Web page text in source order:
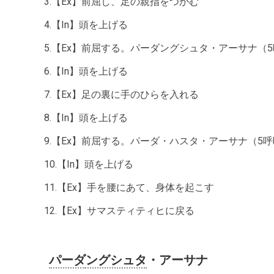
4.【In】頭を上げる
5.【Ex】前屈する。パーダングシュタ・アーサナ（5
6.【In】頭を上げる
7.【Ex】足の裏に手のひらを入れる
8.【In】頭を上げる
9.【Ex】前屈する。パーダ・ハスタ・アーサナ（5呼
10.【In】頭を上げる
11.【Ex】手を腰にあて、身体を起こす
12.【Ex】サマスティティヒに戻る
パーダングシュタ ・アーサナ